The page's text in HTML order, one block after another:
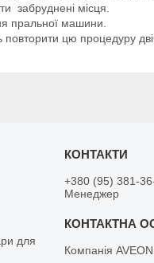
забруднені місця.
пральної машини.
цю процедуру
для
+380 (95) 381-
Менеджер
Компанія